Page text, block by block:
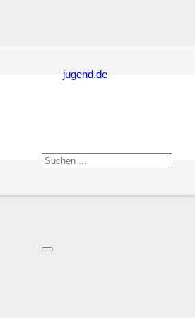
jugend.de
Menschen dabei, ihre Persönlichkeit